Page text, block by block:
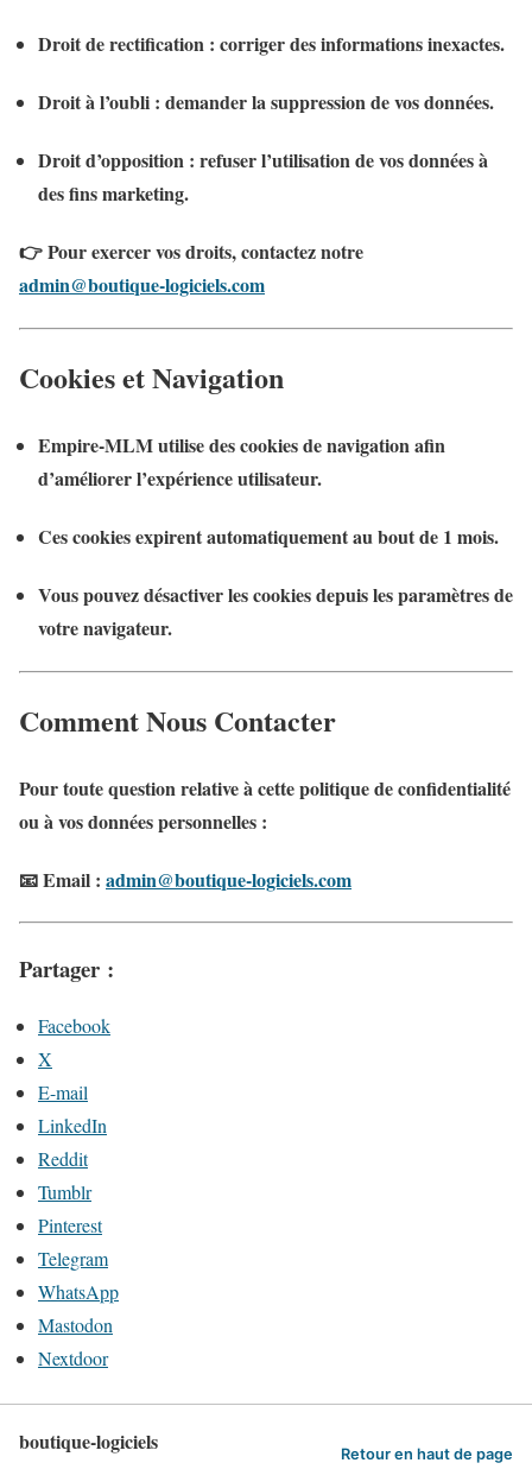
Droit de rectification : corriger des informations inexactes.
Droit à l’oubli : demander la suppression de vos données.
Droit d’opposition : refuser l’utilisation de vos données à
des fins marketing.
👉 Pour exercer vos droits, contactez notre
admin@boutique-logiciels.com
Cookies et Navigation
Empire-MLM utilise descookies de navigationafin
d’améliorer l’expérience utilisateur.
Ces cookies expirent automatiquement au bout de 1 mois.
Vous pouvez désactiver les cookies depuis les paramètres de
votre navigateur.
Comment Nous Contacter
Pour toute question relative à cettepolitique de confidentialité
ou à vos données personnelles :
📧 Email : admin@boutique-logiciels.com
Partager :
Facebook
X
E-mail
LinkedIn
Reddit
Tumblr
Pinterest
Telegram
WhatsApp
Mastodon
Nextdoor
boutique-logiciels Retour en haut de page